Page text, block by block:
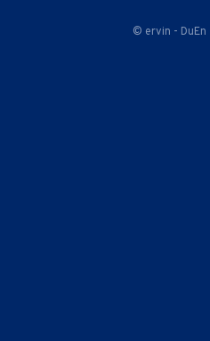
© ervin - DuEn